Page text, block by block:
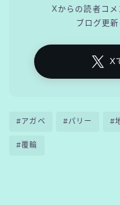
Xからの読者コメ
ブログ更
X
#アガベ #パリー #
#覆輪